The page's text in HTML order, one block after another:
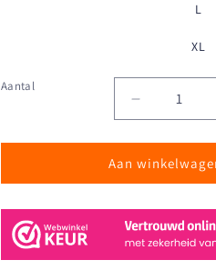
L
XL
Aantal
Aantal
Aantal
verlagen
voor
Leader
-
Jockstrap
-
Neongeel
Aan